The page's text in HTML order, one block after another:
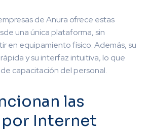
de Anura ofrece estas
una única plataforma, sin
en equipamiento físico. Además, su
y su interfaz intuitiva, lo que
capacitación del personal.
las
por Internet